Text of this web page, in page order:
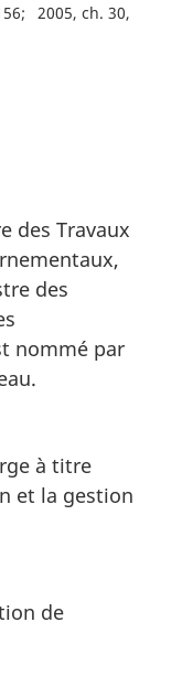
2005, ch. 30,
des Travaux
des
nommé par
à titre
et la gestion
de